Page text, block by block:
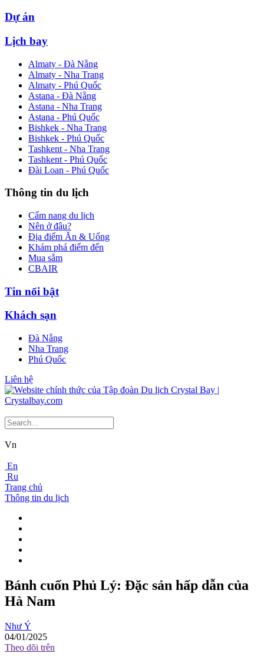
Dự án
Lịch bay
Almaty - Đà Nẵng
Almaty - Nha Trang
Almaty - Phú Quốc
Astana - Đà Nẵng
Astana - Nha Trang
Astana - Phú Quốc
Bishkek - Nha Trang
Bishkek - Phú Quốc
Tashkent - Nha Trang
Tashkent - Phú Quốc
Đài Loan - Phú Quốc
Thông tin du lịch
Cẩm nang du lịch
Nên ở đâu?
Địa điểm Ăn & Uống
Khám phá điểm đến
Mua sắm
CBAIR
Tin nổi bật
Khách sạn
Đà Nẵng
Nha Trang
Phú Quốc
Liên hệ
Vn
En
Ru
Trang chủ
Thông tin du lịch
Bánh cuốn Phủ Lý: Đặc sản hấp dẫn của
Hà Nam
Như Ý
04/01/2025
Theo dõi trên